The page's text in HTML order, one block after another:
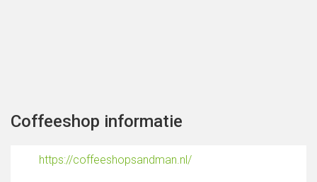
Coffeeshop informatie
https://coffeeshopsandman.nl/